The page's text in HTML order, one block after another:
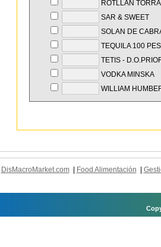
ROTLLAN TORRA
SAR & SWEET
SOLAN DE
TEQUILA 100
TETIS -
VODKA MINSKA
WILLIAM
DisMacroMarket.com| Food Alimentación